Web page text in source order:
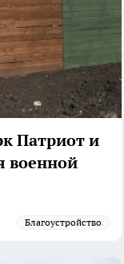
Патриот и
военной
Благоустройство